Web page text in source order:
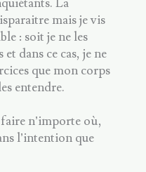
mais je vis
: soit je ne les
dans ce cas, je ne
que mon corps
entendre.
n’importe où,
l’intention que